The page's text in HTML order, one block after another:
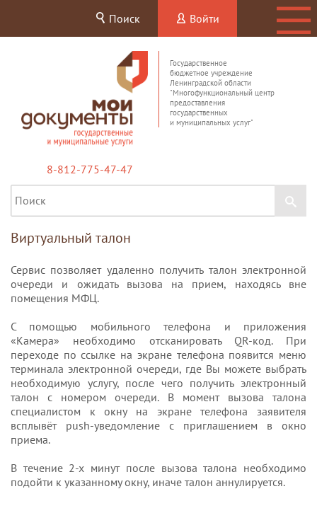
Поиск Войти
Государственное
бюджетное учреждение
Ленинградской области
"Многофункциональный центр
предоставления
государственных
и муниципальных услуг"
8-812-775-47-47
Виртуальный талон
Сервис позволяет удаленно получить талон электронной
очереди и ожидать вызова на прием, находясь вне
помещения МФЦ.
С помощью мобильного телефона и приложения
«Камера» необходимо отсканировать QR-код. При
переходе по ссылке на экране телефона появится меню
терминала электронной очереди, где Вы можете выбрать
необходимую услугу, после чего получить электронный
талон с номером очереди. В момент вызова талона
специалистом к окну на экране телефона заявителя
всплывёт push-уведомление с приглашением в окно
приема.
В течение 2-х минут после вызова талона необходимо
подойти к указанному окну, иначе талон аннулируется.